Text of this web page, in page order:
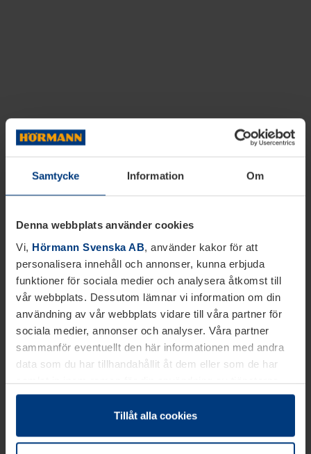
Samtycke Information Om
Denna webbplats använder cookies
Vi, Hörmann Svenska AB, använder kakor för att
personalisera innehåll och annonser, kunna erbjuda
funktioner för sociala medier och analysera åtkomst till
vår webbplats. Dessutom lämnar vi information om din
användning av vår webbplats vidare till våra partner för
sociala medier, annonser och analyser. Våra partner
sammanför eventuellt den här informationen med andra
data som du har tillhandahållit åt dem eller som de har
samlat in inom ramen för din användning av tjänsterna.
Juridiskt kan vi lagra kakor på din enhet, om de är
absolut nödvändiga för driften av den här webbplatsen.
godkännande kan du när som helst ändra eller återkalla i
Tillåt alla cookies